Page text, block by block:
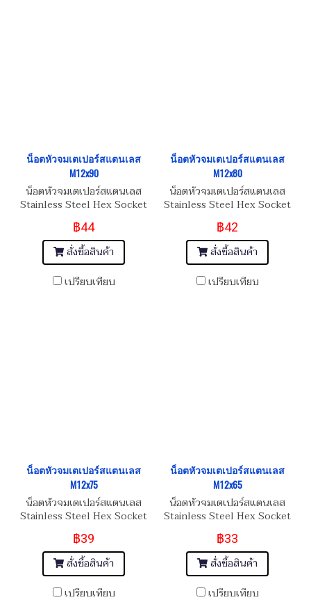
น็อตหัวจมเตเปอร์สแตนเลส
M12x90
น็อตหัวจมเตเปอร์สแตนเลส
Stainless Steel Hex Socket
Taper Head Screw M12x90
฿44
สั่งซื้อสินค้า
เปรียบเทียบ
น็อตหัวจมเตเปอร์สแตนเลส
M12x80
น็อตหัวจมเตเปอร์สแตนเลส
Stainless Steel Hex Socket
Taper Head Screw M12x80
฿42
สั่งซื้อสินค้า
เปรียบเทียบ
น็อตหัวจมเตเปอร์สแตนเลส
M12x75
น็อตหัวจมเตเปอร์สแตนเลส
Stainless Steel Hex Socket
Taper Head Screw M12x75
฿39
สั่งซื้อสินค้า
เปรียบเทียบ
น็อตหัวจมเตเปอร์สแตนเลส
M12x65
น็อตหัวจมเตเปอร์สแตนเลส
Stainless Steel Hex Socket
Taper Head Screw M12x65
฿33
สั่งซื้อสินค้า
เปรียบเทียบ